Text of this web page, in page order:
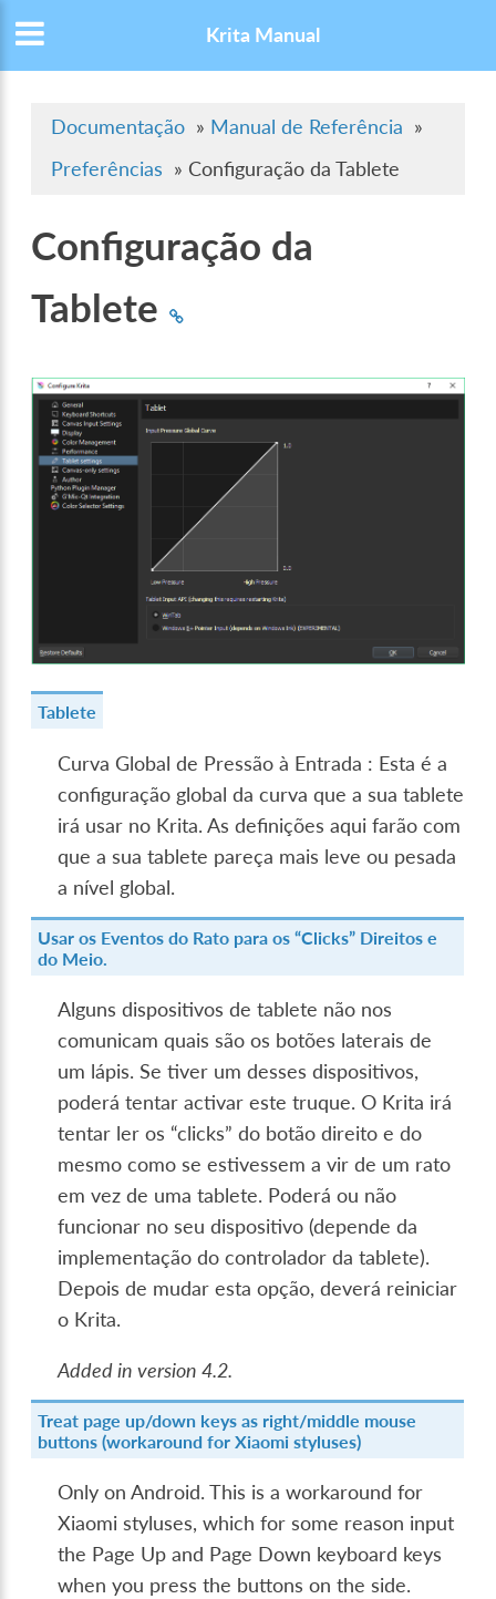
Krita Manual
Documentação » Manual de Referência »
Preferências » Configuração da Tablete
Configuração da
Tablete
Tablete
Curva Global de Pressão à Entrada : Esta é a
configuração global da curva que a sua tablete
irá usar no Krita. As definições aqui farão com
que a sua tablete pareça mais leve ou pesada
a nível global.
Usar os Eventos do Rato para os “Clicks” Direitos e
do Meio.
Alguns dispositivos de tablete não nos
comunicam quais são os botões laterais de
um lápis. Se tiver um desses dispositivos,
poderá tentar activar este truque. O Krita irá
tentar ler os “clicks” do botão direito e do
mesmo como se estivessem a vir de um rato
em vez de uma tablete. Poderá ou não
funcionar no seu dispositivo (depende da
implementação do controlador da tablete).
Depois de mudar esta opção, deverá reiniciar
o Krita.
Added in version 4.2.
Treat page up/down keys as right/middle mouse
buttons (workaround for Xiaomi styluses)
Only on Android. This is a workaround for
Xiaomi styluses, which for some reason input
the Page Up and Page Down keyboard keys
when you press the buttons on the side.